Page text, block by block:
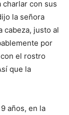
charlar con sus
la señora
cabeza, justo al
por
el rostro
que la
años, en la